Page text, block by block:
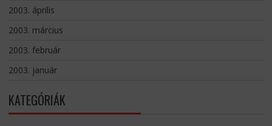
2003. április
2003. március
2003. február
2003. január
KATEGÓRIÁK